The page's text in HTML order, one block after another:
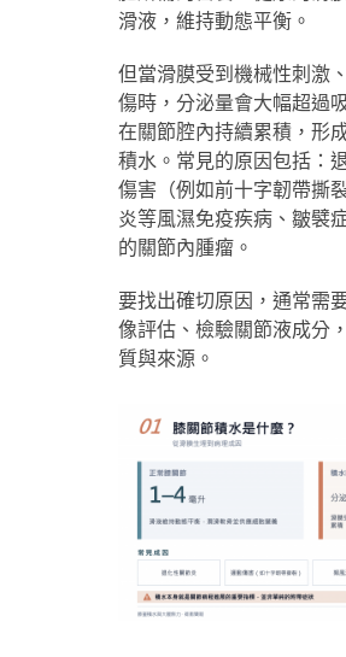
滑液，維持動態平衡。
但當滑膜受到機械性刺激
傷時，分泌量會大幅超過
在關節腔內持續累積，形
積水。常見的原因包括：
傷害（例如前十字韌帶撕
炎等風濕免疫疾病、皺襞
的關節內腫瘤。
要找出確切原因，通常需
像評估、檢驗關節液成分
質與來源。